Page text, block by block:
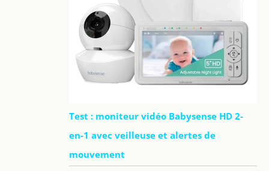
Test : moniteur vidéo Babysense HD 2-
en-1 avec veilleuse et alertes de
mouvement